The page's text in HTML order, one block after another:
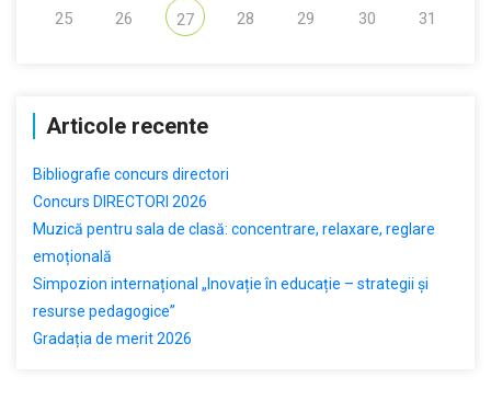
25 26 27 28 29 30 31
Articole recente
Bibliografie concurs directori
Concurs DIRECTORI 2026
Muzică pentru sala de clasă: concentrare, relaxare, reglare
emoțională
Simpozion internațional „Inovație în educație – strategii și
resurse pedagogice”
Gradația de merit 2026